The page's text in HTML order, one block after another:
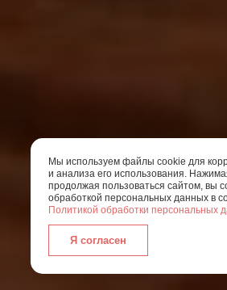
Мы используем файлы cookie для
и анализа его использования.
продолжая пользоваться сайтом, вы
обработкой персональных данных в
Политикой обработки персональных
Я согласен